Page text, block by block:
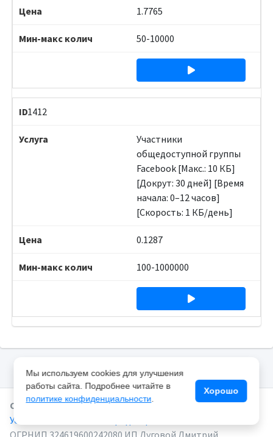
1.7765
50-10000
1412
Участники
общедоступной группы
Facebook [Макс.: 10 КБ]
[Докрут: 30 дней] [Время
начала: 0–12 часов]
[Скорость: 1 КБ/день]
0.1287
100-1000000
Copyright © 2025 SMMEYE.RU.Все права защищены.
Условия и политика конфиденциальности
ОГРНИП 324619600242080 ИП Луговой Дмитрий
Мы используем cookies для улучшения
работы сайта. Подробнее читайте в
политике конфиденциальности
Хорошо